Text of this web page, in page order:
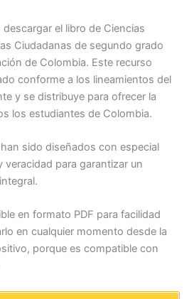
el libro de Ciencias
Ciudadanas de segundo grado
de Colombia. Este recurso
conforme a los lineamientos del
y se distribuye para ofrecer la
los estudiantes de Colombia.
sido diseñados con especial
veracidad para garantizar un
en formato PDF para facilidad
en cualquier momento desde la
porque es compatible con